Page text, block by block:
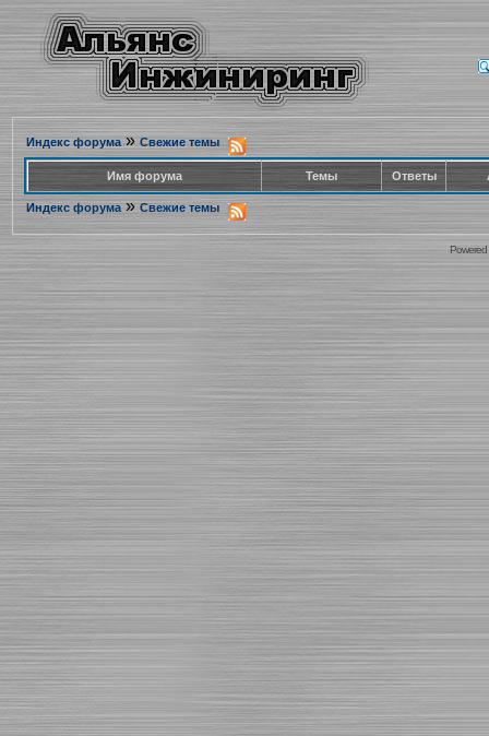
Индекс форума» Свежие темы
Имя форума Темы Ответы
Индекс форума » Свежие темы